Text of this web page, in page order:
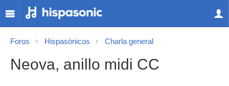
Foros Hispasónicos Charla general
Neova, anillo midi CC